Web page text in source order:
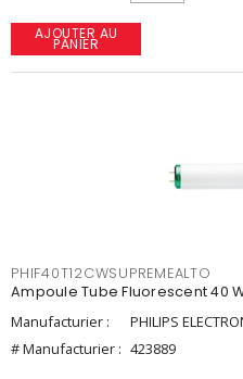
AJOUTER AU
PANIER
PHIF40T12CWSUPREMEALTO
Ampoule Tube Fluorescent 40
Manufacturier :
PHILIPS
# Manufacturier : 423889